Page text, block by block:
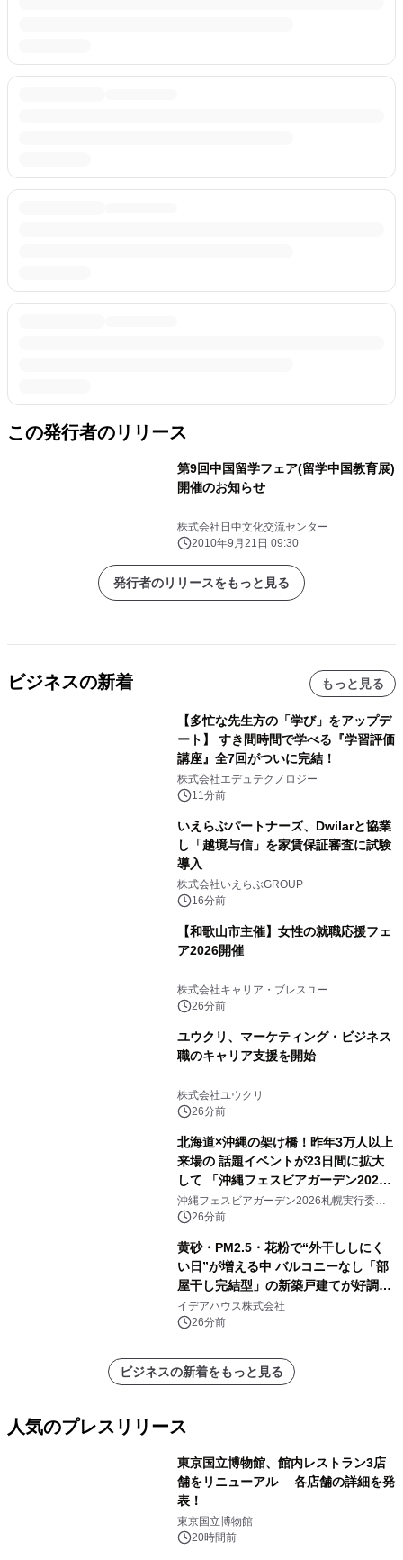
この発行者のリリース
第9回中国留学フェア(留学中国教育展)
開催のお知らせ
株式会社日中文化交流センター
2010年9月21日 09:30
発行者のリリースをもっと見る
ビジネスの新着 もっと見る
【多忙な先生方の「学び」をアップデ
ート】 すき間時間で学べる『学習評価
講座』全7回がついに完結！
株式会社エデュテクノロジー
11分前
いえらぶパートナーズ、Dwilarと協業
し「越境与信」を家賃保証審査に試験
導入
株式会社いえらぶGROUP
16分前
【和歌山市主催】女性の就職応援フェ
ア2026開催
株式会社キャリア・ブレスユー
26分前
ユウクリ、マーケティング・ビジネス
職のキャリア支援を開始
株式会社ユウクリ
26分前
北海道×沖縄の架け橋！昨年3万人以上
来場の 話題イベントが23日間に拡大
して 「沖縄フェスビアガーデン2026
in札幌」8/15(土)開幕！ ～初日は先着
100杯のオリオン生ビール無料配布＆
沖縄フェスビアガーデン2026札幌実行委員
会 26分前
黄砂・PM2.5・花粉で“外干ししにく
い日”が増える中 バルコニーなし「部
屋干し完結型」の新築戸建てが好調
問い合せ件数が前年比約1.4倍に増加
イデアハウス株式会社
26分前
ビジネスの新着をもっと見る
人気のプレスリリース
東京国立博物館、館内レストラン3店
舗をリニューアル 各店舗の詳細を発
表！
東京国立博物館
20時間前